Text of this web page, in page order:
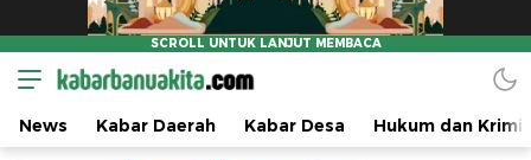
News Kabar Daerah Kabar Desa Hukum dan